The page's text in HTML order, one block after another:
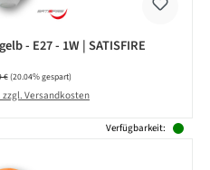
- E27 - 1W | SATISFIRE
Preis:
€(20.04% gespart)
zzgl. Versandkosten
Verfügbarkeit: